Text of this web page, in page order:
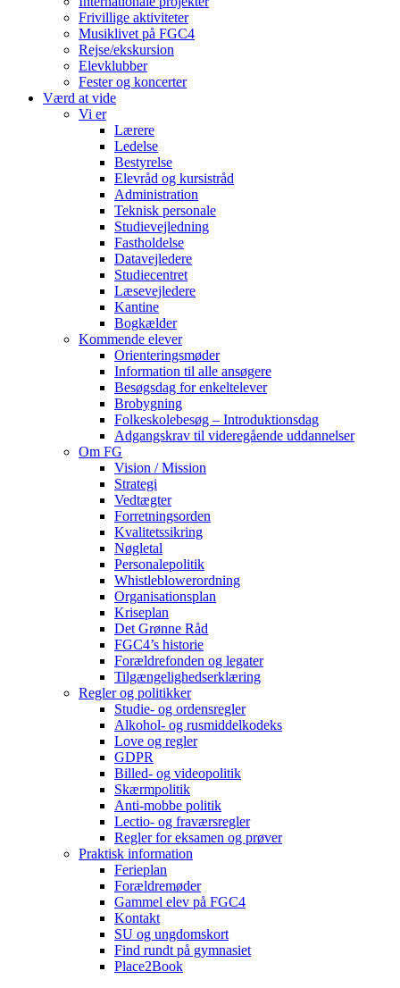
Frivillige aktiviteter
Musiklivet på FGC4
Rejse/ekskursion
Elevklubber
Fester og koncerter
Værd at vide
Vi er
Lærere
Ledelse
Bestyrelse
Elevråd og kursistråd
Administration
Teknisk personale
Studievejledning
Fastholdelse
Datavejledere
Studiecentret
Læsevejledere
Kantine
Bogkælder
Kommende elever
Orienteringsmøder
Information til alle ansøgere
Besøgsdag for enkeltelever
Brobygning
Folkeskolebesøg – Introduktionsdag
Adgangskrav til videregående uddannelser
Om FG
Vision / Mission
Strategi
Vedtægter
Forretningsorden
Kvalitetssikring
Nøgletal
Personalepolitik
Whistleblowerordning
Organisationsplan
Kriseplan
Det Grønne Råd
FGC4’s historie
Forældrefonden og legater
Tilgængelighedserklæring
Regler og politikker
Studie- og ordensregler
Alkohol- og rusmiddelkodeks
Love og regler
GDPR
Billed- og videopolitik
Skærmpolitik
Anti-mobbe politik
Lectio- og fraværsregler
Regler for eksamen og prøver
Praktisk information
Ferieplan
Forældremøder
Gammel elev på FGC4
Kontakt
SU og ungdomskort
Find rundt på gymnasiet
Place2Book